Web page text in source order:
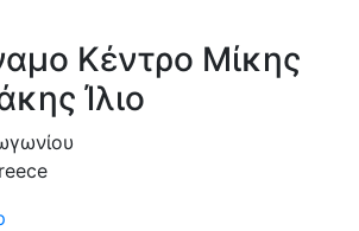
Κέντρο Μίκης
Ίλιο